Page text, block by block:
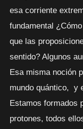
esa corriente
fundamental
que las
sentido? Algunos
Esa misma noción
mundo quántico, y
Estamos formados
protones, todos